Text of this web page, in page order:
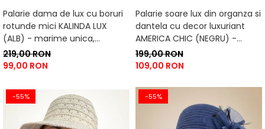
Palarie dama de lux cu boruri
rotunde mici KALINDA LUX
(ALB) - marime unica,
reglabila
219,00 RON
99,00 RON
Palarie soare lux din organza si
dantela cu decor luxuriant
AMERICA CHIC (NEGRU) -
marime unica, reglabila
199,00 RON
109,00 RON
-55% -55%